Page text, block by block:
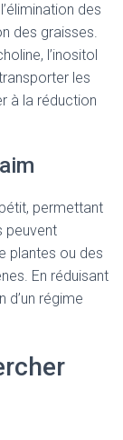
des
des graisses.
l’inositol
les
à la réduction
permettant
peuvent
plantes ou des
En réduisant
d’un régime